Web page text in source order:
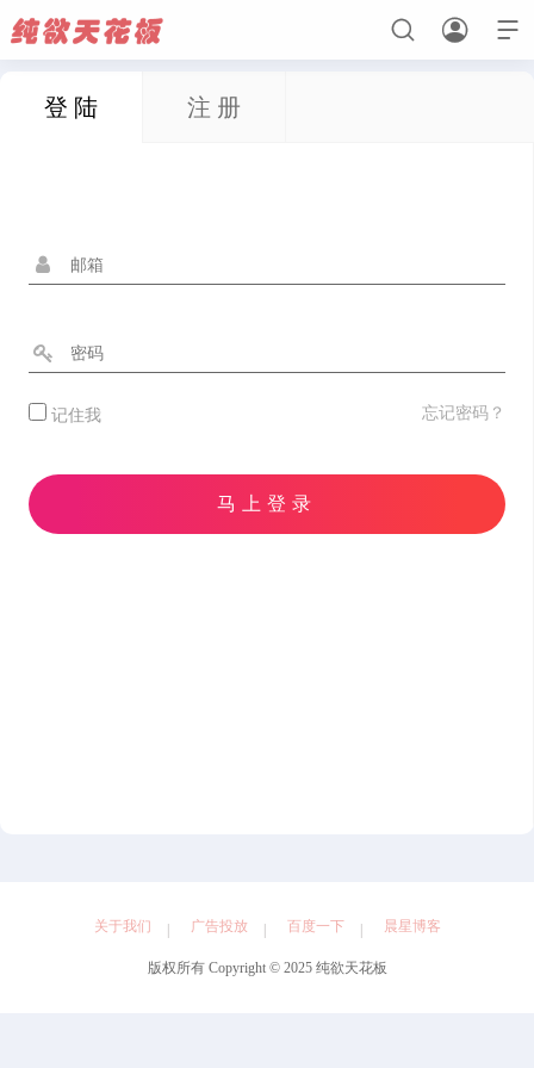



纯真无瑕
登 陆 注 册
记住我 忘记密码？
马上登录
关于我们 广告投放 百度一下 晨星博客
版权所有 Copyright © 2025 纯欲天花板